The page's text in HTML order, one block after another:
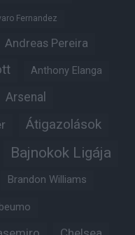
Fernandez
Andreas Pereira
Anthony Elanga
Arsenal
Átigazolások
Bajnokok Ligája
Brandon Williams